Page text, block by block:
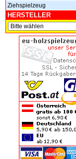
Ziehspielzeug
HERSTELLER